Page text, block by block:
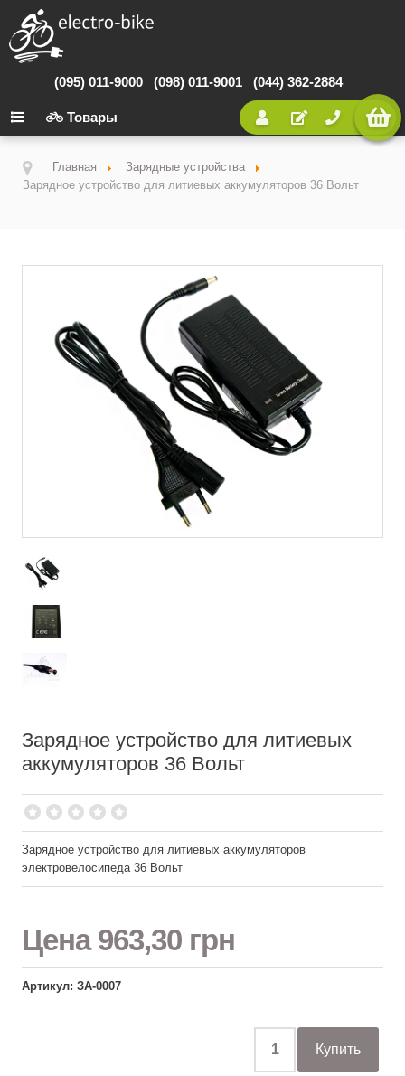
(095) 011-9000 (098) 011-9001 (044) 362-2884
Товары
Главная
Зарядные устройства
Зарядное устройство для литиевых аккумуляторов 36 Вольт
Зарядное устройство для литиевых
аккумуляторов 36 Вольт
Зарядное устройство для литиевых аккумуляторов
электровелосипеда 36 Вольт
Цена963,30 грн
Артикул: ЗА-0007